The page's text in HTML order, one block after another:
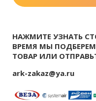
НАЖМИТЕ УЗНАТЬ
ВРЕМЯ МЫ
ТОВАР ИЛИ
ark-zakaz@ya.ru